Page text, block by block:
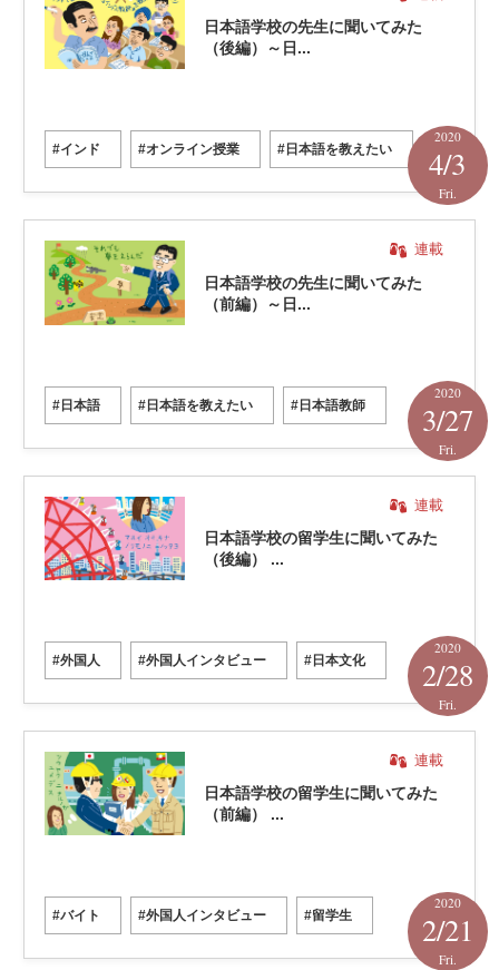
2020
4/3
Fri.
日本語学校の先生に聞いてみた
（後編）～日...
#インド #オンライン授業 #日本語を教えたい
2020
3/27
Fri.
連載
日本語学校の先生に聞いてみた
（前編）～日...
#日本語 #日本語を教えたい #日本語教師
2020
2/28
Fri.
連載
日本語学校の留学生に聞いてみた
（後編） ...
#外国人 #外国人インタビュー #日本文化
2020
2/21
Fri.
連載
日本語学校の留学生に聞いてみた
（前編） ...
#バイト #外国人インタビュー #留学生